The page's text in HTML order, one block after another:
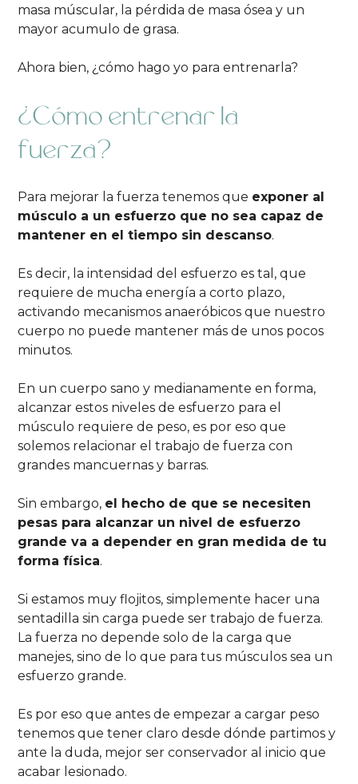
masa múscular, la pérdida de masa ósea y un
mayor acumulo de grasa.
Ahora bien, ¿cómo hago yo para entrenarla?
¿Cómo entrenar la
fuerza?
Para mejorar la fuerza tenemos que exponer al
músculo a un esfuerzo que no sea capaz de
mantener en el tiempo sin descanso.
Es decir, la intensidad del esfuerzo es tal, que
requiere de mucha energía a corto plazo,
activando mecanismos anaeróbicos que nuestro
cuerpo no puede mantener más de unos pocos
minutos.
En un cuerpo sano y medianamente en forma,
alcanzar estos niveles de esfuerzo para el
músculo requiere de peso, es por eso que
solemos relacionar el trabajo de fuerza con
grandes mancuernas y barras.
Sin embargo, el hecho de que se necesiten
pesas para alcanzar un nivel de esfuerzo
grande va a depender en gran medida de tu
forma física.
Si estamos muy flojitos, simplemente hacer una
sentadilla sin carga puede ser trabajo de fuerza.
La fuerza no depende solo de la carga que
manejes, sino de lo que para tus músculos sea un
esfuerzo grande.
Es por eso que antes de empezar a cargar peso
tenemos que tener claro desde dónde partimos y
ante la duda, mejor ser conservador al inicio que
acabar lesionado.